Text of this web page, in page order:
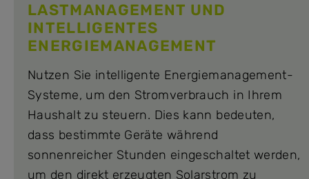
LASTMANAGEMENT UND
INTELLIGENTES
ENERGIEMANAGEMENT
Nutzen Sie intelligente Energiemanagement-
Systeme, um den Stromverbrauch in Ihrem
Haushalt zu steuern. Dies kann bedeuten,
dass bestimmte Geräte während
sonnenreicher Stunden eingeschaltet werden,
um den direkt erzeugten Solarstrom zu